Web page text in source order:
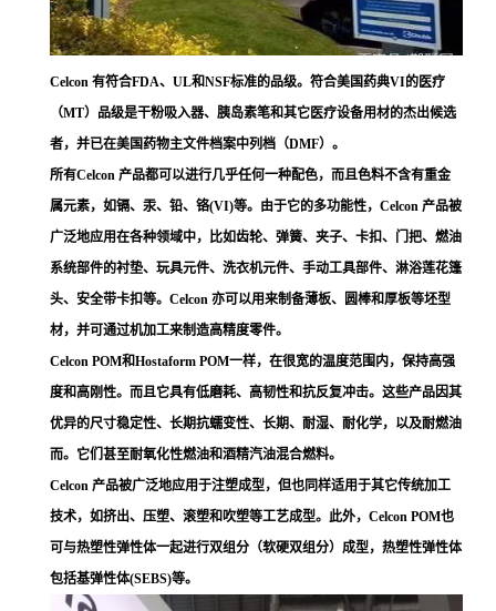
Celcon 有符合FDA、UL和NSF标准的品级。符合美国药典VI的医疗
（MT）品级是干粉吸入器、胰岛素笔和其它医疗设备用材的杰出候选
者，并已在美国药物主文件档案中列档（DMF）。
所有Celcon 产品都可以进行几乎任何一种配色，而且色料不含有重金
属元素，如镉、汞、铅、铬(VI)等。由于它的多功能性，Celcon 产品被
广泛地应用在各种领域中，比如齿轮、弹簧、夹子、卡扣、门把、燃油
系统部件的衬垫、玩具元件、洗衣机元件、手动工具部件、淋浴莲花篷
头、安全带卡扣等。Celcon 亦可以用来制备薄板、圆棒和厚板等坯型
材，并可通过机加工来制造高精度零件。
Celcon POM和Hostaform POM一样，在很宽的温度范围内，保持高强
度和高刚性。而且它具有低磨耗、高韧性和抗反复冲击。这些产品因其
优异的尺寸稳定性、长期抗蠕变性、长期、耐湿、耐化学，以及耐燃油
而。它们甚至耐氧化性燃油和酒精汽油混合燃料。
Celcon 产品被广泛地应用于注塑成型，但也同样适用于其它传统加工
技术，如挤出、压塑、滚塑和吹塑等工艺成型。此外，Celcon POM也
可与热塑性弹性体一起进行双组分（软硬双组分）成型，热塑性弹性体
包括基弹性体(SEBS)等。